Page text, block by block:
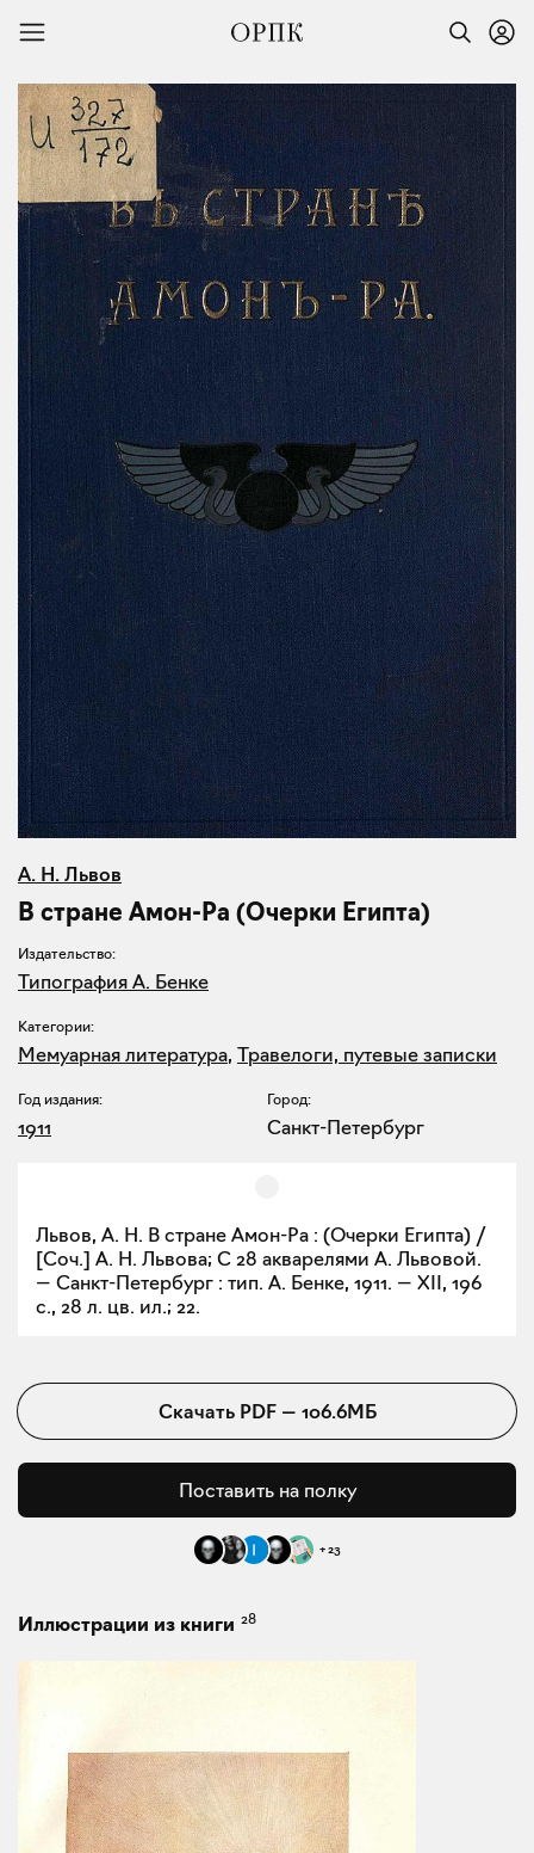
А. Н. Львов
В стране Амон-Ра (Очерки Египта)
Издательство:
Типография А. Бенке
Категории:
Мемуарная литература, Травелоги, путевые записки
Год издания:
1911
Город:
Санкт-Петербург
Львов, А. Н. В стране Амон-Ра : (Очерки Египта) /
[Соч.] А. Н. Львова; С 28 акварелями А. Львовой.
— Санкт-Петербург : тип. А. Бенке, 1911. — XII, 196
с., 28 л. цв. ил.; 22.
Скачать PDF— 106.6МБ
Поставить на полку
+23
Иллюстрации из книги 28